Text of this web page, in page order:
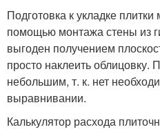
Подготовка к укладке
помощью монтажа стены из
выгоден получением
просто наклеить облицовку.
небольшим, т. к. нет
выравнивании.
Калькулятор расхода